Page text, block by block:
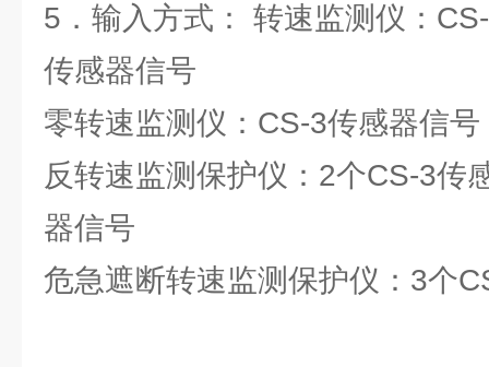
5．输入方式： 转速监测仪：
传感器信号
零转速监测仪：CS-3传感器信号
反转速监测保护仪：2个CS-3传
器信号
危急遮断转速监测保护仪：3个